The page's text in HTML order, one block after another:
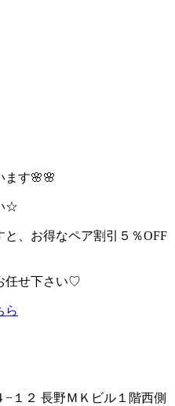
ます🌸🌸
☆
、お得なペア割引５％OFF
任せ下さい♡
ら
１２ 長野ＭＫビル１階西側